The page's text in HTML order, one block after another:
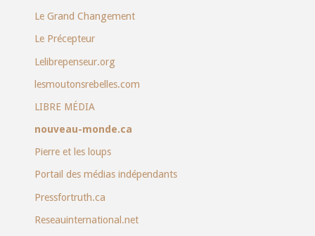
Le Grand Changement
Le Précepteur
Lelibrepenseur.org
lesmoutonsrebelles.com
LIBRE MÉDIA
nouveau-monde.ca
Pierre et les loups
Portail des médias indépendants
Pressfortruth.ca
Reseauinternational.net